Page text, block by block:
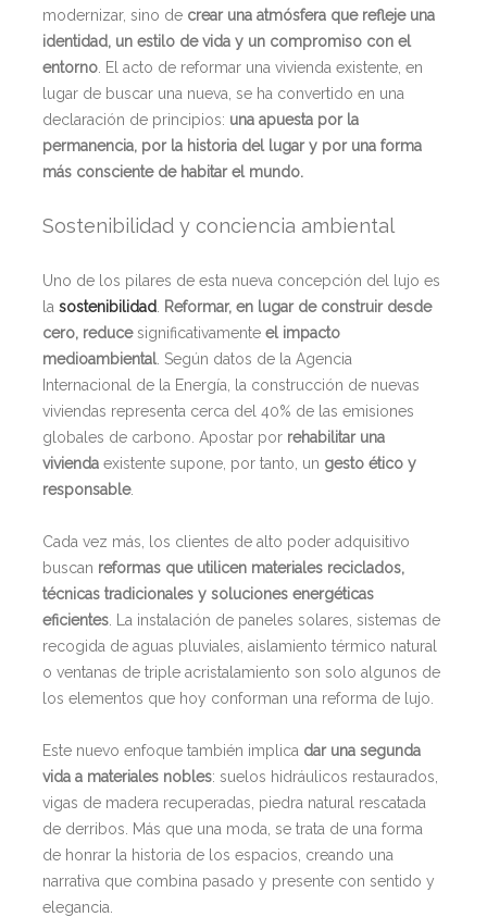
modernizar, sino de crear una atmósfera que refleje una
identidad, un estilo de vida y un compromiso con el
entorno . El acto de reformar una vivienda existente, en
lugar de buscar una nueva, se ha convertido en una
declaración de principios: una apuesta por la
permanencia, por la historia del lugar y por una forma
más consciente de habitar el mundo.
Sostenibilidad y conciencia ambiental
Uno de los pilares de esta nueva concepción del lujo es
la sostenibilidad Reformar, en lugar de construir desde
cero, reducesignificativamente el impacto
medioambiental . Según datos de la Agencia
Internacional de la Energía, la construcción de nuevas
viviendas representa cerca del 40% de las emisiones
globales de carbono. Apostar por rehabilitar una
vivienda existente supone, por tanto, un gesto ético y
responsable.
Cada vez más, los clientes de alto poder adquisitivo
buscan reformas que utilicen materiales reciclados,
técnicas tradicionales y soluciones energéticas
eficientes . La instalación de paneles solares, sistemas de
recogida de aguas pluviales, aislamiento térmico natural
o ventanas de triple acristalamiento son solo algunos de
los elementos que hoy conforman una reforma de lujo.
Este nuevo enfoque también implica dar una segunda
vida a materiales nobles: suelos hidráulicos restaurados,
vigas de madera recuperadas, piedra natural rescatada
de derribos. Más que una moda, se trata de una forma
de honrar la historia de los espacios, creando una
narrativa que combina pasado y presente con sentido y
elegancia.